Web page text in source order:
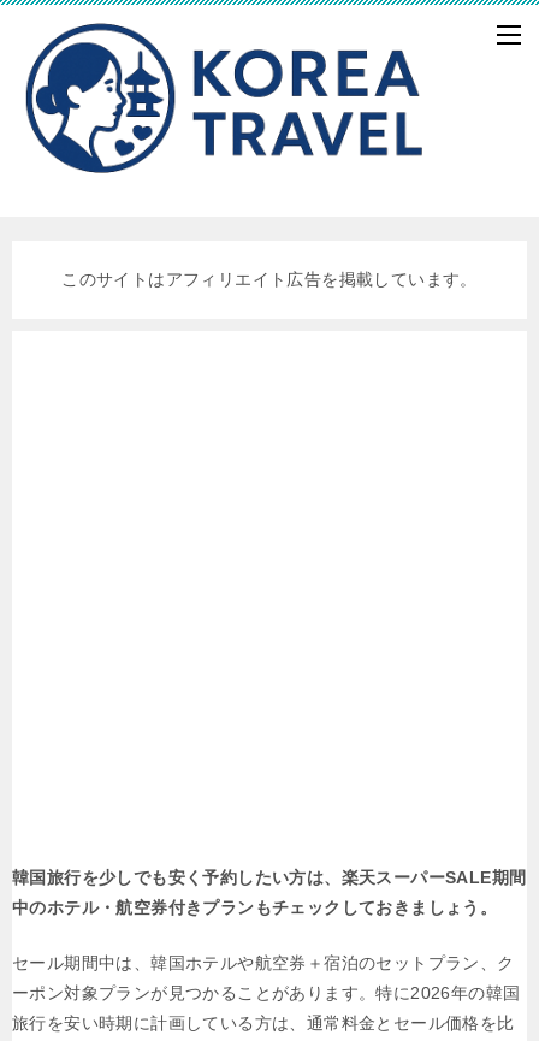
このサイトはアフィリエイト広告を掲載しています。
韓国旅行を少しでも安く予約したい方は、楽天スーパーSALE期間
中のホテル・航空券付きプランもチェックしておきましょう。
セール期間中は、韓国ホテルや航空券＋宿泊のセットプラン、ク
ーポン対象プランが見つかることがあります。特に2026年の韓国
旅行を安い時期に計画している方は、通常料金とセール価格を比